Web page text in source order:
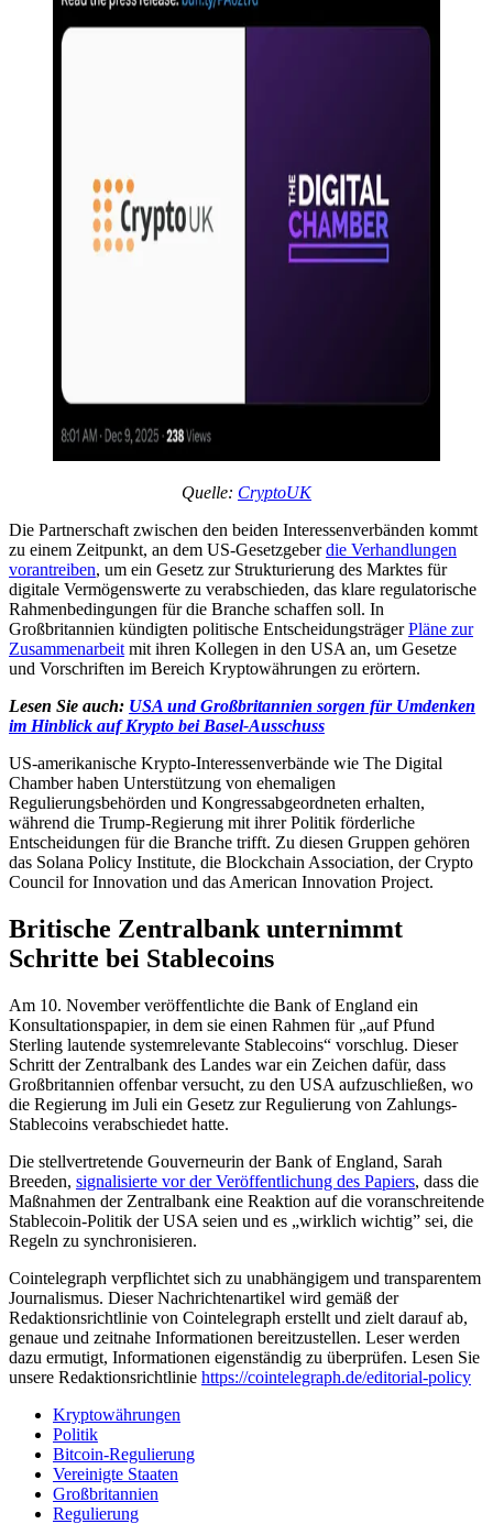
Quelle: CryptoUK
Die Partnerschaft zwischen den beiden Interessenverbänden kommt
zu einem Zeitpunkt, an dem US-Gesetzgeberdie Verhandlungen
vorantreiben, um ein Gesetz zur Strukturierung des Marktes für
digitale Vermögenswerte zu verabschieden, das klare regulatorische
Rahmenbedingungen für die Branche schaffen soll. In
Großbritannien kündigten politische EntscheidungsträgerPläne zur
Zusammenarbeit mit ihren Kollegen in den USA an, um Gesetze
und Vorschriften im Bereich Kryptowährungen zu erörtern.
Lesen Sie auch: USA und Großbritannien sorgen für Umdenken
im Hinblick auf Krypto bei Basel-Ausschuss
US-amerikanische Krypto-Interessenverbände wie The Digital
Chamber haben Unterstützung von ehemaligen
Regulierungsbehörden und Kongressabgeordneten erhalten,
während die Trump-Regierung mit ihrer Politik förderliche
Entscheidungen für die Branche trifft. Zu diesen Gruppen gehören
das Solana Policy Institute, die Blockchain Association, der Crypto
Council for Innovation und das American Innovation Project.
Britische Zentralbank unternimmt
Schritte bei Stablecoins
Am 10. November veröffentlichte die Bank of England ein
Konsultationspapier, in dem sie einen Rahmen für „auf Pfund
Sterling lautende systemrelevante Stablecoins“ vorschlug. Dieser
Schritt der Zentralbank des Landes war ein Zeichen dafür, dass
Großbritannien offenbar versucht, zu den USA aufzuschließen, wo
die Regierung im Juli ein Gesetz zur Regulierung von Zahlungs-
Stablecoins verabschiedet hatte.
Die stellvertretende Gouverneurin der Bank of England, Sarah
Breeden, signalisierte vor der Veröffentlichung des Papiers, dass die
Maßnahmen der Zentralbank eine Reaktion auf die voranschreitende
Stablecoin-Politik der USA seien und es „wirklich wichtig” sei, die
Regeln zu synchronisieren.
Cointelegraph verpflichtet sich zu unabhängigem und transparentem
Journalismus. Dieser Nachrichtenartikel wird gemäß der
Redaktionsrichtlinie von Cointelegraph erstellt und zielt darauf ab,
genaue und zeitnahe Informationen bereitzustellen. Leser werden
dazu ermutigt, Informationen eigenständig zu überprüfen. Lesen Sie
unsere Redaktionsrichtlinie https://cointelegraph.de/editorial-policy
Kryptowährungen
Politik
Bitcoin-Regulierung
Vereinigte Staaten
Großbritannien
Regulierung